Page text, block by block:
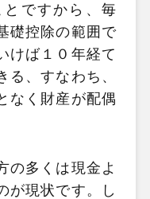
ですから、毎
礎控除の範囲で
けば１０年経て
る、すなわち、
なく財産が配偶
の多くは現金よ
が現状です。し